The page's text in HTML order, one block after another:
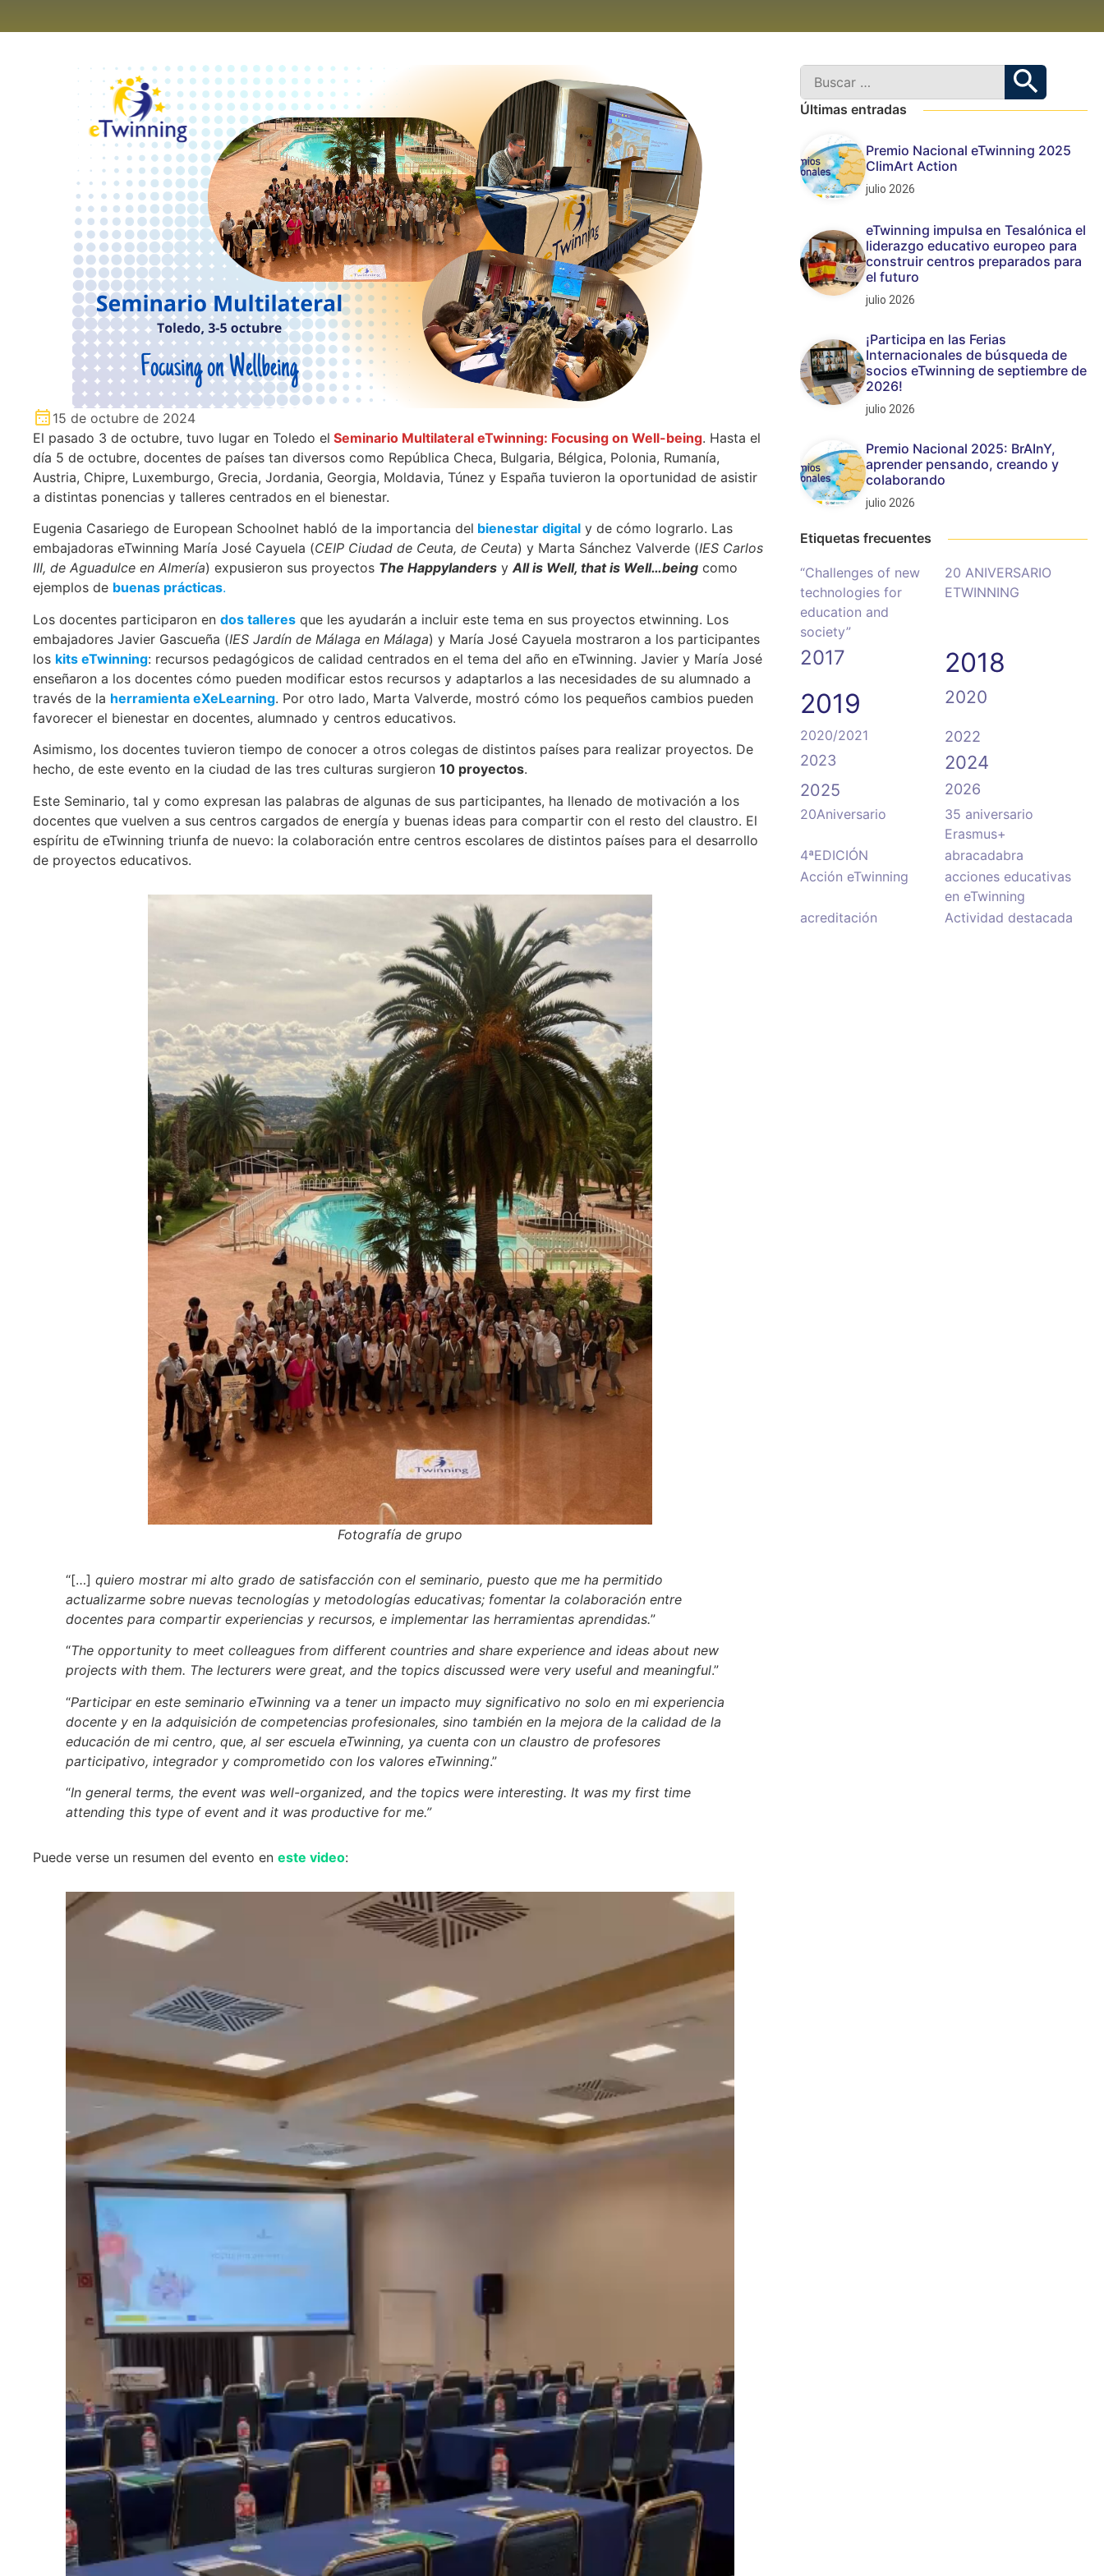
15 de octubre de 2024
El pasado 3 de octubre, tuvo lugar en Toledo el Seminario Multilateral eTwinning: Focusing on Well-being. Hasta el
día 5 de octubre, docentes de países tan diversos como República Checa, Bulgaria, Bélgica, Polonia, Rumanía,
Austria, Chipre, Luxemburgo, Grecia, Jordania, Georgia, Moldavia, Túnez y España tuvieron la oportunidad de asistir
a distintas ponencias y talleres centrados en el bienestar.
Eugenia Casariego de European Schoolnet habló de la importancia del bienestar digital y de cómo lograrlo. Las
embajadoras eTwinning María José Cayuela (CEIP Ciudad de Ceuta, de Ceuta) y Marta Sánchez Valverde (IES Carlos
III, de Aguadulce en Almería) expusieron sus proyectos The Happylanders yAll is Well, that is Well…being como
ejemplos de buenas prácticas.
Los docentes participaron en dos talleres que les ayudarán a incluir este tema en sus proyectos etwinning. Los
embajadores Javier Gascueña (IES Jardín de Málaga en Málaga) y María José Cayuela mostraron a los participantes
los kits eTwinning: recursos pedagógicos de calidad centrados en el tema del año en eTwinning. Javier y María José
enseñaron a los docentes cómo pueden modificar estos recursos y adaptarlos a las necesidades de su alumnado a
través de la herramienta eXeLearning. Por otro lado, Marta Valverde, mostró cómo los pequeños cambios pueden
favorecer el bienestar en docentes, alumnado y centros educativos.
Asimismo, los docentes tuvieron tiempo de conocer a otros colegas de distintos países para realizar proyectos. De
hecho, de este evento en la ciudad de las tres culturas surgieron 10 proyectos.
Este Seminario, tal y como expresan las palabras de algunas de sus participantes, ha llenado de motivación a los
docentes que vuelven a sus centros cargados de energía y buenas ideas para compartir con el resto del claustro. El
espíritu de eTwinning triunfa de nuevo: la colaboración entre centros escolares de distintos países para el desarrollo
de proyectos educativos.
Fotografía de grupo
“[…] quiero mostrar mi alto grado de satisfacción con el seminario, puesto que me ha permitido
actualizarme sobre nuevas tecnologías y metodologías educativas; fomentar la colaboración entre
docentes para compartir experiencias y recursos, e implementar las herramientas aprendidas.”
“The opportunity to meet colleagues from different countries and share experience and ideas about new
projects with them. The lecturers were great, and the topics discussed were very useful and meaningful.”
“Participar en este seminario eTwinning va a tener un impacto muy significativo no solo en mi experiencia
docente y en la adquisición de competencias profesionales, sino también en la mejora de la calidad de la
educación de mi centro, que, al ser escuela eTwinning, ya cuenta con un claustro de profesores
participativo, integrador y comprometido con los valores eTwinning.”
“In general terms, the event was well-organized, and the topics were interesting. It was my first time
attending this type of event and it was productive for me.”
Puede verse un resumen del evento en este video:
Últimas entradas
Premio Nacional eTwinning 2025
ClimArt Action
julio 2026
eTwinning impulsa en Tesalónica el
liderazgo educativo europeo para
construir centros preparados para
el futuro
julio 2026
¡Participa en las Ferias
Internacionales de búsqueda de
socios eTwinning de septiembre de
2026!
julio 2026
Premio Nacional 2025: BrAInY,
aprender pensando, creando y
colaborando
julio 2026
Etiquetas frecuentes
“Challenges of new
technologies for
education and
society”
20 ANIVERSARIO
ETWINNING
2017
2018
2019
2020
2020/2021
2022
2023
2024
2025 2026
20Aniversario
35 aniversario
Erasmus+
4ªEDICIÓN
abracadabra
Acción eTwinning
acciones educativas
en eTwinning
acreditación
Actividad destacada